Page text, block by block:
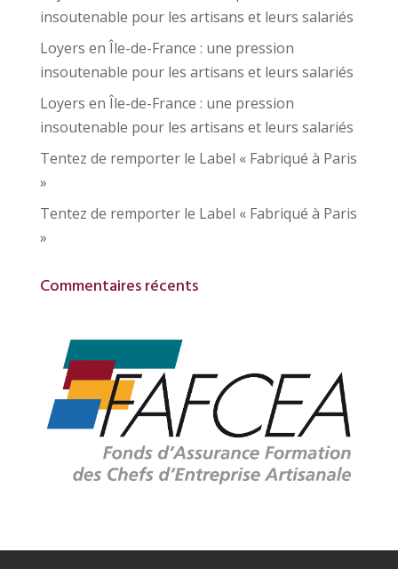
insoutenable pour les artisans et leurs salariés
Loyers en Île-de-France : une pression
insoutenable pour les artisans et leurs salariés
Loyers en Île-de-France : une pression
insoutenable pour les artisans et leurs salariés
Tentez de remporter le Label « Fabriqué à Paris
»
Tentez de remporter le Label « Fabriqué à Paris
»
Commentaires récents